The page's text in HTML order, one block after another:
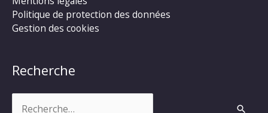
Politique de protection des données
Gestion des cookies
Recherche